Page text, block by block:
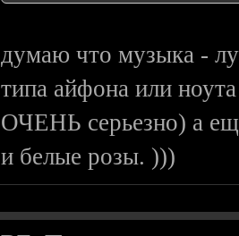
думаю что музыка -
типа айфона или
ОЧЕНЬ серьезно) а
и белые розы. )))